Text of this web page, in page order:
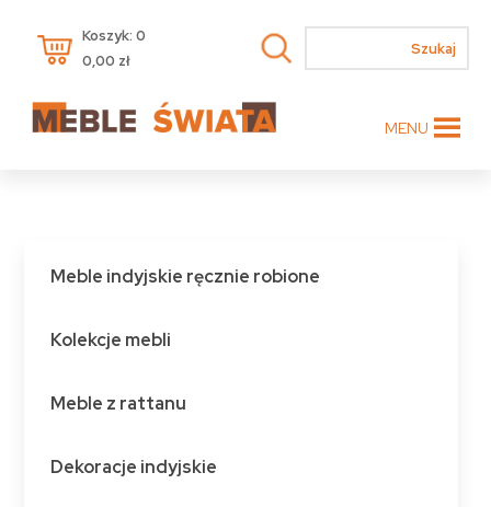
Koszyk: 0
0,00 zł
MENU
Meble indyjskie ręcznie robione
Kolekcje mebli
Meble z rattanu
Dekoracje indyjskie